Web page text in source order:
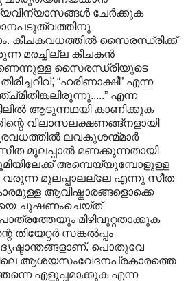
ചേര്‍ക്കുക
കീചകവധത്തില്‍ സൈരന്ധ്രിക്ക്
മരച്ചില്ല കീചകന്‍
സൈരന്ധ്രിയുടെ
“ഹരിണാക്ഷീ” എന്ന
എന്ന
ആടുന്നഥയി കാണിക്കുക
വിലാസലക്ഷണങ്ങ്നളായി
ലവകുശന്മ്മാര്‍
മുലപ്പാല്‍ മണക്കുന്നതായി
അമ്പെയ്യുമ്പോളുള്ള
വരുന്ന മുലപ്പാലല്ലേ എന്നു സീത
ആവിഷ്കാരങ്ങളൊക്കെ
ചൂഷണംചെയ്ത്
മിഴിവുറ്റതാക്കുക
സങ്കല്‍പ്പം
ദൃഷ്ടാന്തങ്ങളാണ്. പൊതുവേ
ആശയസംവേദനപ്രകാരത്തെ
എളുപ്പമാക്കുക എന്ന